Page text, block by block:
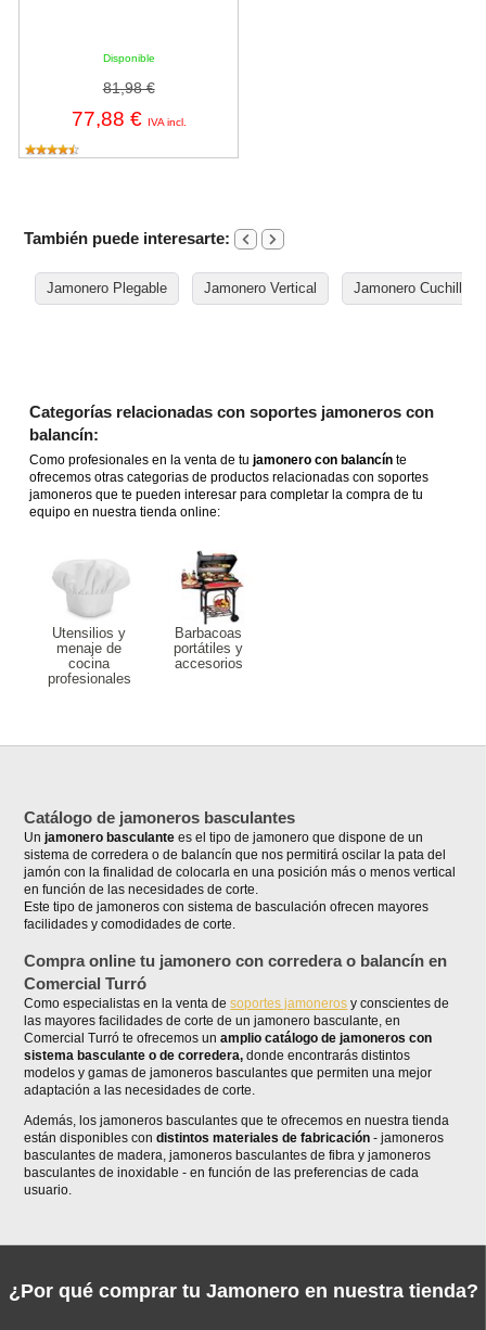
Disponible
81,98 €
77,88 € IVA incl.
También puede interesarte:
Jamonero Plegable Jamonero Vertical Jamonero Cuchillo
Categorías relacionadas con soportes jamoneros con
balancín:
Como profesionales en la venta de tujamonero con balancín te
ofrecemos otras categorias de productos relacionadas con soportes
jamoneros que te pueden interesar para completar la compra de tu
equipo en nuestra tienda online:
Utensilios y
menaje de
cocina
profesionales
Barbacoas
portátiles y
accesorios
Catálogo de jamoneros basculantes
Unjamonero basculantees el tipo de jamonero que dispone de un
sistema de corredera o de balancín que nos permitirá oscilar la pata del
jamón con la finalidad de colocarla en una posición más o menos vertical
en función de las necesidades de corte.
Este tipo de jamoneros con sistema de basculación ofrecen mayores
facilidades y comodidades de corte.
Compra online tu jamonero con corredera o balancín en
Comercial Turró
Como especialistas en la venta desoportes jamoneros y conscientes de
las mayores facilidades de corte de un jamonero basculante, en
Comercial Turró te ofrecemos unamplio catálogo de jamoneros con
sistema basculante o de corredera, donde encontrarás distintos
modelos y gamas de jamoneros basculantes que permiten una mejor
adaptación a las necesidades de corte.
Además, los jamoneros basculantes que te ofrecemos en nuestra tienda
están disponibles condistintos materiales de fabricación - jamoneros
basculantes de madera, jamoneros basculantes de fibra y jamoneros
basculantes de inoxidable - en función de las preferencias de cada
usuario.
¿Por qué comprar tu Jamonero en nuestra tienda?